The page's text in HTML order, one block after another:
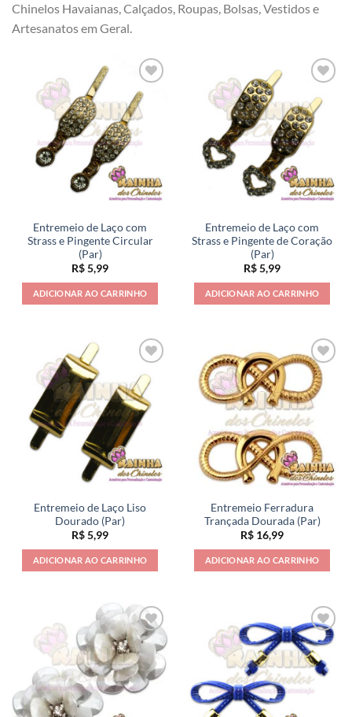
Chinelos Havaianas, Calçados, Roupas, Bolsas, Vestidos e
Artesanatos em Geral.
Entremeio de Laço com
Strass e Pingente Circular
(Par)
R$5,99
ADICIONAR AO CARRINHO
Entremeio de Laço com
Strass e Pingente de Coração
(Par)
R$5,99
ADICIONAR AO CARRINHO
Entremeio de Laço Liso
Dourado (Par)
R$5,99
ADICIONAR AO CARRINHO
Entremeio Ferradura
Trançada Dourada (Par)
R$ 16,99
ADICIONAR AO CARRINHO